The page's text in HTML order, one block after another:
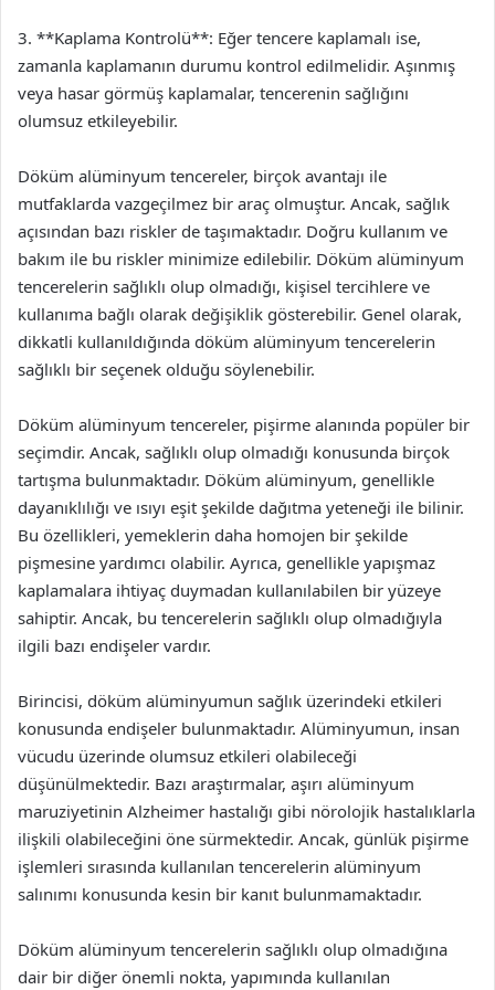
3. **Kaplama Kontrolü**: Eğer tencere kaplamalı ise,
zamanla kaplamanın durumu kontrol edilmelidir. Aşınmış
veya hasar görmüş kaplamalar, tencerenin sağlığını
olumsuz etkileyebilir.
Döküm alüminyum tencereler, birçok avantajı ile
mutfaklarda vazgeçilmez bir araç olmuştur. Ancak, sağlık
açısından bazı riskler de taşımaktadır. Doğru kullanım ve
bakım ile bu riskler minimize edilebilir. Döküm alüminyum
tencerelerin sağlıklı olup olmadığı, kişisel tercihlere ve
kullanıma bağlı olarak değişiklik gösterebilir. Genel olarak,
dikkatli kullanıldığında döküm alüminyum tencerelerin
sağlıklı bir seçenek olduğu söylenebilir.
Döküm alüminyum tencereler, pişirme alanında popüler bir
seçimdir. Ancak, sağlıklı olup olmadığı konusunda birçok
tartışma bulunmaktadır. Döküm alüminyum, genellikle
dayanıklılığı ve ısıyı eşit şekilde dağıtma yeteneği ile bilinir.
Bu özellikleri, yemeklerin daha homojen bir şekilde
pişmesine yardımcı olabilir. Ayrıca, genellikle yapışmaz
kaplamalara ihtiyaç duymadan kullanılabilen bir yüzeye
sahiptir. Ancak, bu tencerelerin sağlıklı olup olmadığıyla
ilgili bazı endişeler vardır.
Birincisi, döküm alüminyumun sağlık üzerindeki etkileri
konusunda endişeler bulunmaktadır. Alüminyumun, insan
vücudu üzerinde olumsuz etkileri olabileceği
düşünülmektedir. Bazı araştırmalar, aşırı alüminyum
maruziyetinin Alzheimer hastalığı gibi nörolojik hastalıklarla
ilişkili olabileceğini öne sürmektedir. Ancak, günlük pişirme
işlemleri sırasında kullanılan tencerelerin alüminyum
salınımı konusunda kesin bir kanıt bulunmamaktadır.
Döküm alüminyum tencerelerin sağlıklı olup olmadığına
dair bir diğer önemli nokta, yapımında kullanılan